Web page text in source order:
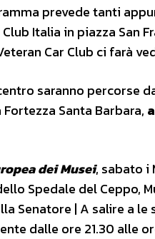
prevede tanti
Italia in piazza San
Car Club ci farà
saranno percorse
Santa Barbara,
dei Musei, sabato i
Spedale del Ceppo,
Senatore | A salire a
dalle ore 21.30 alle